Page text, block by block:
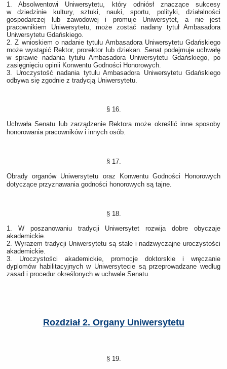
1. Absolwentowi Uniwersytetu, który odniósł znaczące sukcesy
w dziedzinie kultury, sztuki, nauki, sportu, polityki, działalności
gospodarczej lub zawodowej i promuje Uniwersytet, a nie jest
pracownikiem Uniwersytetu, może zostać nadany tytuł Ambasadora
Uniwersytetu Gdańskiego.
2. Z wnioskiem o nadanie tytułu Ambasadora Uniwersytetu Gdańskiego
może wystąpić Rektor, prorektor lub dziekan. Senat podejmuje uchwałę
w sprawie nadania tytułu Ambasadora Uniwersytetu Gdańskiego, po
zasięgnięciu opinii Konwentu Godności Honorowych.
3. Uroczystość nadania tytułu Ambasadora Uniwersytetu Gdańskiego
odbywa się zgodnie z tradycją Uniwersytetu.
§ 16.
Uchwała Senatu lub zarządzenie Rektora może określić inne sposoby
honorowania pracowników i innych osób.
§ 17.
Obrady organów Uniwersytetu oraz Konwentu Godności Honorowych
dotyczące przyznawania godności honorowych są tajne.
§ 18.
1. W poszanowaniu tradycji Uniwersytet rozwija dobre obyczaje
akademickie.
2. Wyrazem tradycji Uniwersytetu są stałe i nadzwyczajne uroczystości
akademickie.
3. Uroczystości akademickie, promocje doktorskie i wręczanie
dyplomów habilitacyjnych w Uniwersytecie są przeprowadzane według
zasad i procedur określonych w uchwale Senatu.
Rozdział 2. Organy Uniwersytetu
§ 19.